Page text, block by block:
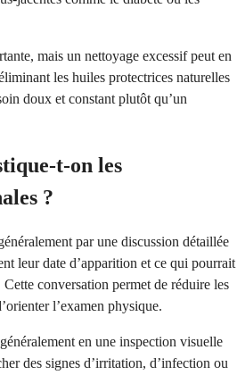
mais un nettoyage excessif peut en
les huiles protectrices naturelles
doux et constant plutôt qu’un
t-on les
?
par une discussion détaillée
leur date d’apparition et ce qui pourrait
conversation permet de réduire les
l’examen physique.
en une inspection visuelle
des signes d’irritation, d’infection ou